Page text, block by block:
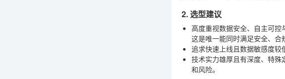
2. 选型建议
高度重视数据安全、自主可控
这是唯一能同时满足安全、合
追求快速上线且数据敏感度较
技术实力雄厚且有深度、特殊
和风险。